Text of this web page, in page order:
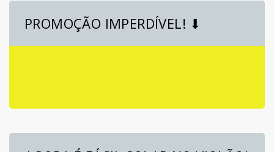
PROMOÇÃO IMPERDÍVEL! ⬇